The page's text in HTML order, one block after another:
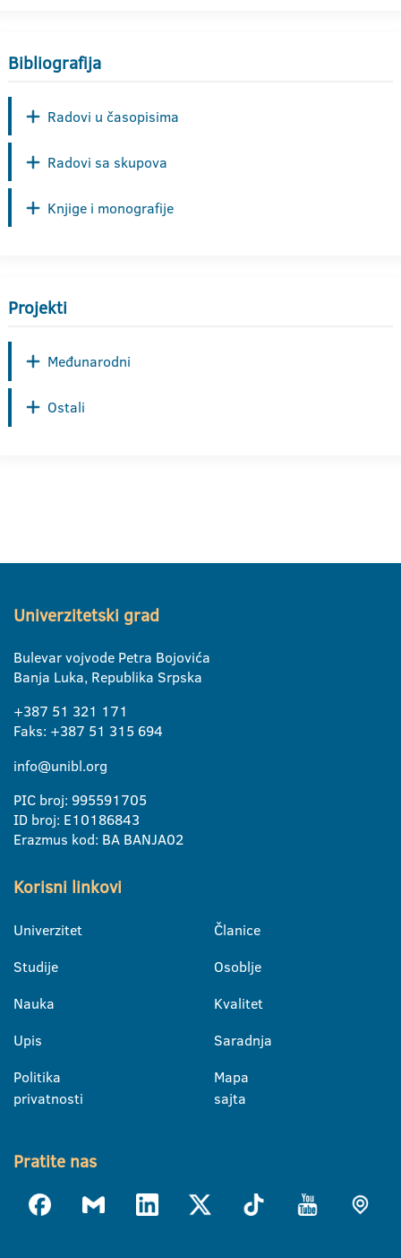
Bibliografija
Radovi u časopisima
Radovi sa skupova
Knjige i monografije
Projekti
Međunarodni
Ostali
Univerzitetski grad
Bulevar vojvode Petra Bojovića
Banja Luka, Republika Srpska
+387 51 321 171
Faks: +387 51 315 694
info@unibl.org
PIC broj: 995591705
ID broj: E10186843
Erazmus kod: BA BANJA02
Korisni linkovi
Univerzitet
Studije
Nauka
Upis
Politika
privatnosti
Članice
Osoblje
Kvalitet
Saradnja
Mapa
sajta
Pratite nas